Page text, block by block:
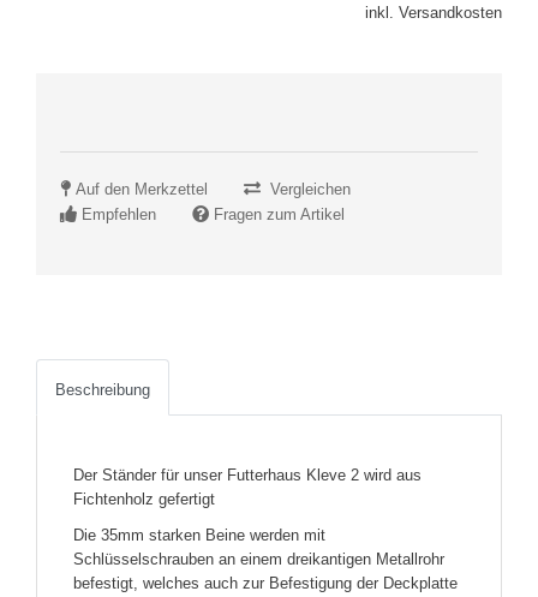
inkl. Versandkosten
Auf den Merkzettel
Vergleichen
Empfehlen
Fragen zum Artikel
Beschreibung
Der Ständer für unser Futterhaus Kleve 2 wird aus
Fichtenholz gefertigt
Die 35mm starken Beine werden mit
Schlüsselschrauben an einem dreikantigen Metallrohr
befestigt, welches auch zur Befestigung der Deckplatte